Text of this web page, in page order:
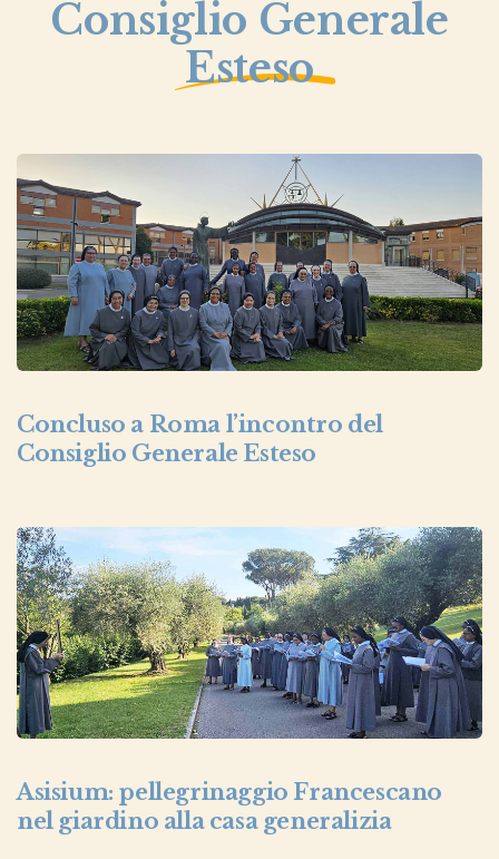
Consiglio Generale
Esteso
Concluso a Roma l’incontro del
Consiglio Generale Esteso
Asisium: pellegrinaggio Francescano
nel giardino alla casa generalizia